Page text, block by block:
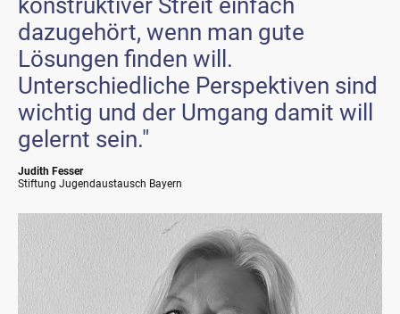
konstruktiver Streit einfach
dazugehört, wenn man gute
Lösungen finden will.
Unterschiedliche Perspektiven sind
wichtig und der Umgang damit will
gelernt sein."
Judith Fesser
Stiftung Jugendaustausch Bayern